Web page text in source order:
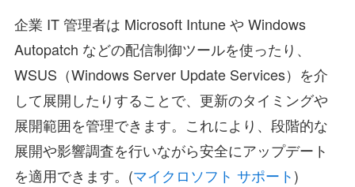
企業 IT 管理者は Microsoft Intune や Windows
Autopatch などの配信制御ツールを使ったり、
WSUS（Windows Server Update Services）を介
して展開したりすることで、更新のタイミングや
展開範囲を管理できます。これにより、段階的な
展開や影響調査を行いながら安全にアップデート
を適用できます。(マイクロソフト サポート)